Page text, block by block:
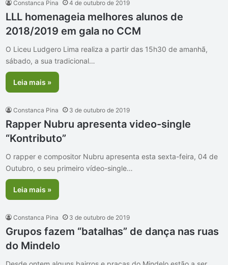
Constanca Pina 4 de outubro de 2019
LLL homenageia melhores alunos de
2018/2019 em gala no CCM
O Liceu Ludgero Lima realiza a partir das 15h30 de amanhã,
sábado, a sua tradicional…
Leia mais »
Constanca Pina 3 de outubro de 2019
Rapper Nubru apresenta video-single
“Kontributo”
O rapper e compositor Nubru apresenta esta sexta-feira, 04 de
Outubro, o seu primeiro vídeo-single…
Leia mais »
Constanca Pina 3 de outubro de 2019
Grupos fazem “batalhas” de dança nas ruas
do Mindelo